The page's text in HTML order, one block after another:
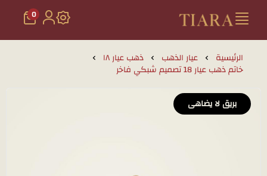
تيارا للذهب والمجوهرات
0
الرئيسية عيار الذهب ذهب عيار ١٨
خاتم ذهب عيار 18 تصميم شبكي فاخر
بريق لا يضاهى